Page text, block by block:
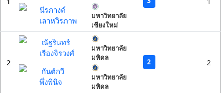
นีรภางค์
เลาหวิรภาพ
มหาวิทยาลัย
เชียงใหม่
2
ณัฐรินทร์
เรืองจิรวงศ์
มหาวิทยาลัย
มหิดล
กันต์กวี
พึ่งพินิจ
มหาวิทยาลัย
มหิดล
2 2